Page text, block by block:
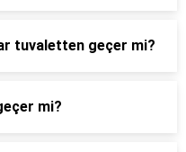
tuvaletten geçer mi?
mi?